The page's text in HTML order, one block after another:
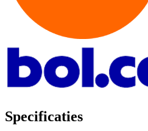
Specificaties